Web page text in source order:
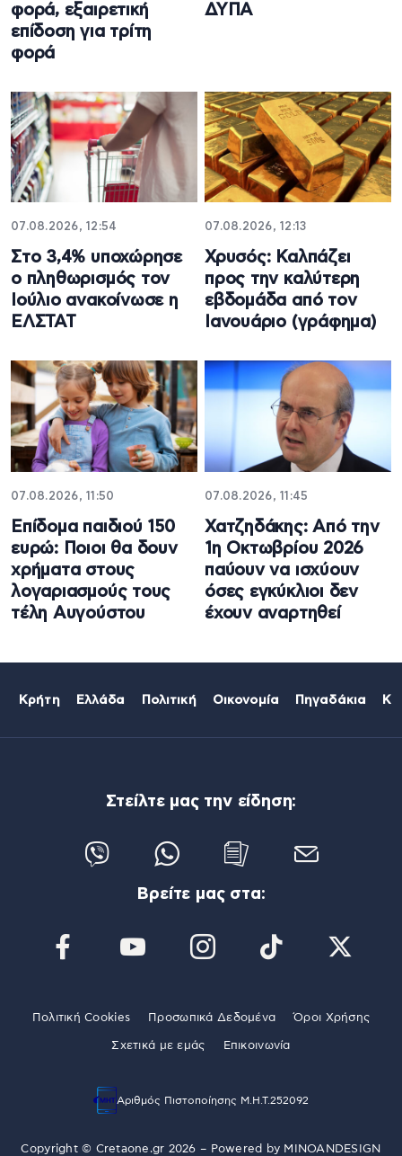
φορά, εξαιρετική
επίδοση για τρίτη
φορά
ΔΥΠΑ
07.08.2026, 12:54
Στο 3,4% υποχώρησε
ο πληθωρισμός τον
Ιούλιο ανακοίνωσε η
ΕΛΣΤΑΤ
07.08.2026, 12:13
Χρυσός: Καλπάζει
προς την καλύτερη
εβδομάδα από τον
Ιανουάριο (γράφημα)
07.08.2026, 11:50
Επίδομα παιδιού 150
ευρώ: Ποιοι θα δουν
χρήματα στους
λογαριασμούς τους
τέλη Αυγούστου
07.08.2026, 11:45
Χατζηδάκης: Από την
1η Οκτωβρίου 2026
παύουν να ισχύουν
όσες εγκύκλιοι δεν
έχουν αναρτηθεί
Κρήτη Ελλάδα Πολιτική Οικονομία Πηγαδάκια
Στείλτε μας την είδηση:
Βρείτε μας στα:
Πολιτική Cookies Προσωπικά Δεδομένα Όροι Χρήσης
Σχετικά με εμάς Επικοινωνία
Αριθμός Πιστοποίησης Μ.Η.Τ.252092
Copyright © Cretaone.gr 2026 – Powered by MINOANDESIGN